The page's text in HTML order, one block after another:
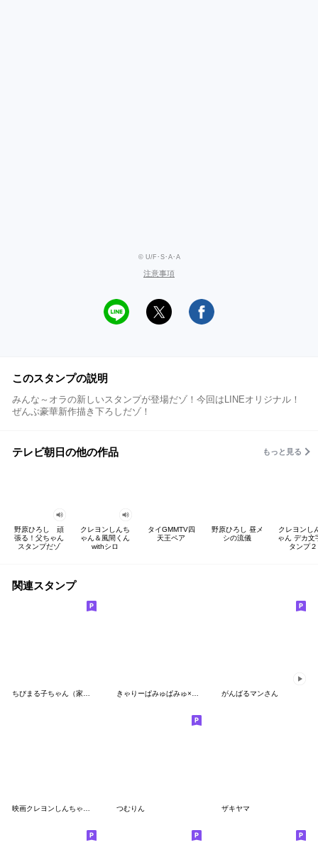
© U/F･S･A･A
注意事項
このスタンプの説明
みんな～オラの新しいスタンプが登場だゾ！今回はLINEオリジナル！
ぜんぶ豪華新作描き下ろしだゾ！
テレビ朝日の他の作品 もっと見る
野原ひろし 頑
張る！父ちゃん
スタンプだゾ
クレヨンしんち
ゃん＆風間くん
withシロ
タイGMMTV四
天王ペア
野原ひろし 昼メ
シの流儀
クレヨンし
ゃん デカ文
タンプ２
関連スタンプ
ちびまる子ちゃん（家族編） きゃりーぱみゅぱみゅ×クレヨンしんちゃん がんばるマンさん
つむりん ザキヤマ